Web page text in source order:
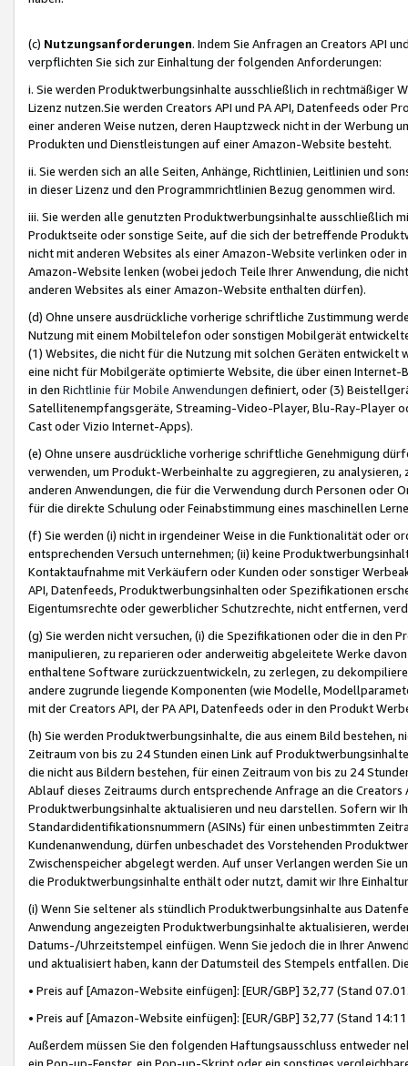
(c) Nutzungsanforderungen. Indem Sie Anfragen an Creators API
verpflichten Sie sich zur Einhaltung der folgenden Anforderungen:
i. Sie werden Produktwerbungsinhalte ausschließlich in rechtmäßiger
Lizenz nutzen.Sie werden Creators API und PA API, Datenfeeds oder
einer anderen Weise nutzen, deren Hauptzweck nicht in der Werbung
Produkten und Dienstleistungen auf einer Amazon-Website besteht.
ii. Sie werden sich an alle Seiten, Anhänge, Richtlinien, Leitlinien und
in dieser Lizenz und den Programmrichtlinien Bezug genommen wird.
iii. Sie werden alle genutzten Produktwerbungsinhalte ausschließlich
Produktseite oder sonstige Seite, auf die sich der betreffende
nicht mit anderen Websites als einer Amazon-Website verlinken oder
Amazon-Website lenken (wobei jedoch Teile Ihrer Anwendung, die
anderen Websites als einer Amazon-Website enthalten dürfen).
(d) Ohne unsere ausdrückliche vorherige schriftliche Zustimmung
Nutzung mit einem Mobiltelefon oder sonstigen Mobilgerät
(1) Websites, die nicht für die Nutzung mit solchen Geräten
eine nicht für Mobilgeräte optimierte Website, die über einen
in den Richtlinie für Mobile Anwendungen definiert, oder (3)
Satellitenempfangsgeräte, Streaming-Video-Player, Blu-Ray-Player
Cast oder Vizio Internet-Apps).
(e) Ohne unsere ausdrückliche vorherige schriftliche Genehmigung
verwenden, um Produkt-Werbeinhalte zu aggregieren, zu
anderen Anwendungen, die für die Verwendung durch Personen
für die direkte Schulung oder Feinabstimmung eines maschinellen
(f) Sie werden (i) nicht in irgendeiner Weise in die Funktionalität oder
entsprechenden Versuch unternehmen; (ii) keine
Kontaktaufnahme mit Verkäufern oder Kunden oder sonstiger
API, Datenfeeds, Produktwerbungsinhalten oder Spezifikationen
Eigentumsrechte oder gewerblicher Schutzrechte, nicht entfernen,
(g) Sie werden nicht versuchen, (i) die Spezifikationen oder die in
manipulieren, zu reparieren oder anderweitig abgeleitete Werke
enthaltene Software zurückzuentwickeln, zu zerlegen, zu
andere zugrunde liegende Komponenten (wie Modelle,
mit der Creators API, der PA API, Datenfeeds oder in den Produkt
(h) Sie werden Produktwerbungsinhalte, die aus einem Bild bestehen,
Zeitraum von bis zu 24 Stunden einen Link auf
die nicht aus Bildern bestehen, für einen Zeitraum von bis zu 24
Ablauf dieses Zeitraums durch entsprechende Anfrage an die
Produktwerbungsinhalte aktualisieren und neu darstellen. Sofern wir
Standardidentifikationsnummern (ASINs) für einen unbestimmten
Kundenanwendung, dürfen unbeschadet des Vorstehenden
Zwischenspeicher abgelegt werden. Auf unser Verlangen werden Sie
die Produktwerbungsinhalte enthält oder nutzt, damit wir Ihre
(i) Wenn Sie seltener als stündlich Produktwerbungsinhalte aus
Anwendung angezeigten Produktwerbungsinhalte aktualisieren,
Datums-/Uhrzeitstempel einfügen. Wenn Sie jedoch die in Ihrer
und aktualisiert haben, kann der Datumsteil des Stempels entfallen.
• Preis auf [Amazon-Website einfügen]: [EUR/GBP] 32,77 (Stand
• Preis auf [Amazon-Website einfügen]: [EUR/GBP] 32,77 (Stand
Außerdem müssen Sie den folgenden Haftungsausschluss entweder
ein Pop-up-Fenster, ein Pop-up-Skript oder ein sonstiges